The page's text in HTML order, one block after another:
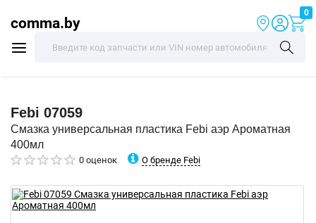
comma.by
0
Febi 07059
Смазка универсальная пластика Febi аэр Ароматная
400мл
0 оценок О бренде Febi